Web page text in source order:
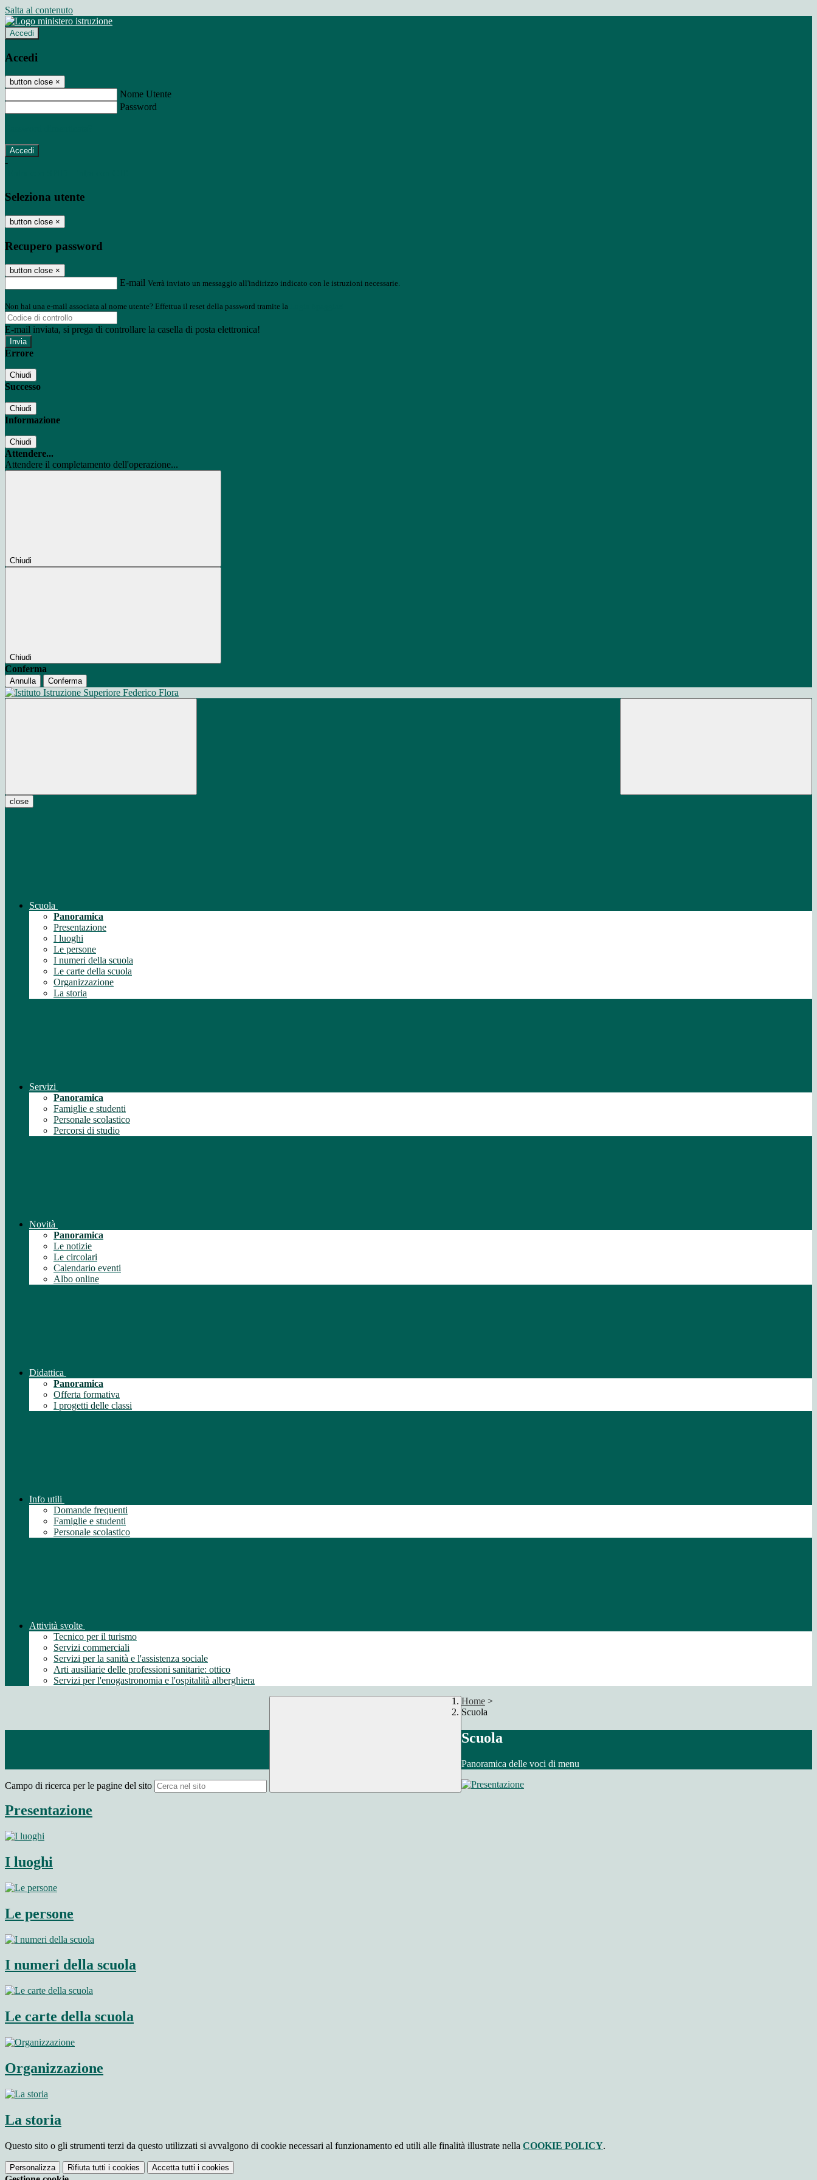
Salta al contenuto
Accedi
Accedi
button close ×
Nome Utente
Password
-
Seleziona utente
button close ×
Recupero password
button close ×
E-mail Verrà inviato un messaggio all'indirizzo indicato con le istruzioni necessarie.
Non hai una e-mail associata al nome utente? Effettua il reset della password tramite la
E-mail inviata, si prega di controllare la casella di posta elettronica!
Errore
Chiudi
Successo
Chiudi
Informazione
Chiudi
Attendere...
Attendere il completamento dell'operazione...
Chiudi
Chiudi
Conferma
Annulla Conferma
close
Scuola
Panoramica
Presentazione
I luoghi
Le persone
I numeri della scuola
Le carte della scuola
Organizzazione
La storia
Servizi
Panoramica
Famiglie e studenti
Personale scolastico
Percorsi di studio
Novità
Panoramica
Le notizie
Le circolari
Calendario eventi
Albo online
Didattica
Panoramica
Offerta formativa
I progetti delle classi
Info utili
Domande frequenti
Famiglie e studenti
Personale scolastico
Attività svolte
Tecnico per il turismo
Servizi commerciali
Servizi per la sanità e l'assistenza sociale
Arti ausiliarie delle professioni sanitarie: ottico
Servizi per l'enogastronomia e l'ospitalità alberghiera
Campo di ricerca per le pagine del sito
Home >
Scuola
Scuola
Panoramica delle voci di menu
Presentazione
I luoghi
Le persone
I numeri della scuola
Le carte della scuola
Organizzazione
La storia
Questo sito o gli strumenti terzi da questo utilizzati si avvalgono di cookie necessari al funzionamento ed utili alle finalità illustrate nella COOKIE POLICY.
Personalizza Rifiuta tutti i cookies Accetta tutti i cookies